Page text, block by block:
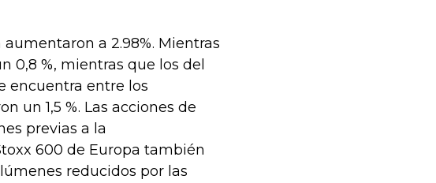
a 2.98%. Mientras
0,8 %, mientras que los del
encuentra entre los
un 1,5 %. Las acciones de
previas a la
600 de Europa también
reducidos por las